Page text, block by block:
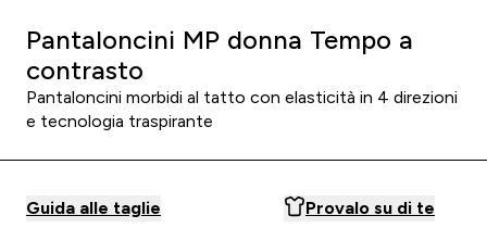
Pantaloncini MP donna Tempo a
contrasto
Pantaloncini morbidi al tatto con elasticità in 4 direzioni
e tecnologia traspirante
Guida alle taglie Provalo su di te